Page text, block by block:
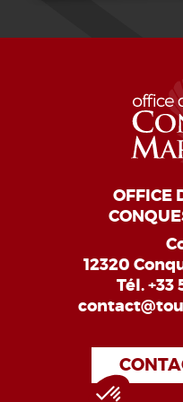
OFFICE
12320
Tél.+33